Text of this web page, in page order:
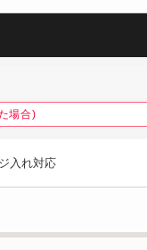
場合)
入れ対応